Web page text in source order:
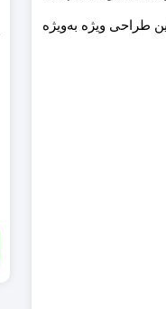
طراحی ویژه به‌ویژه